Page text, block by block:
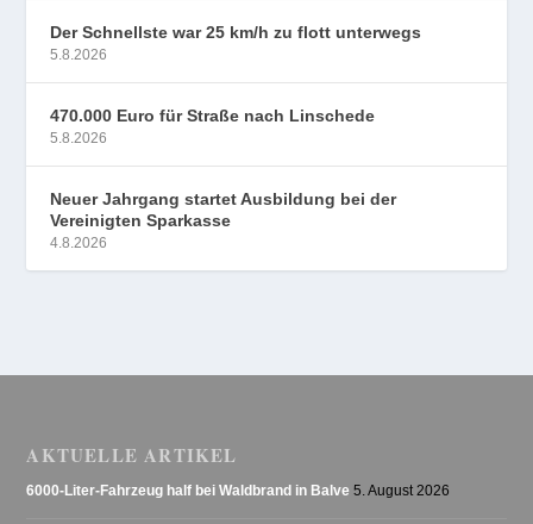
Der Schnellste war 25 km/h zu flott unterwegs
5.8.2026
470.000 Euro für Straße nach Linschede
5.8.2026
Neuer Jahrgang startet Ausbildung bei der
Vereinigten Sparkasse
4.8.2026
AKTUELLE ARTIKEL
6000-Liter-Fahrzeug half bei Waldbrand in Balve 5. August 2026